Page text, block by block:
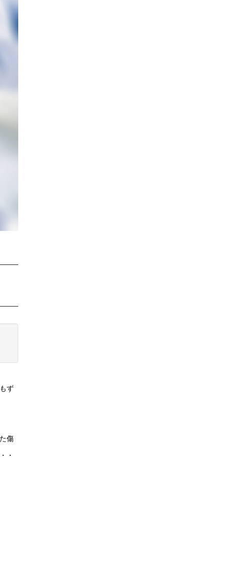
ず
傷
・